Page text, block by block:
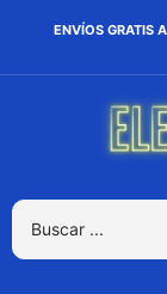
ENVÍOS GRATIS